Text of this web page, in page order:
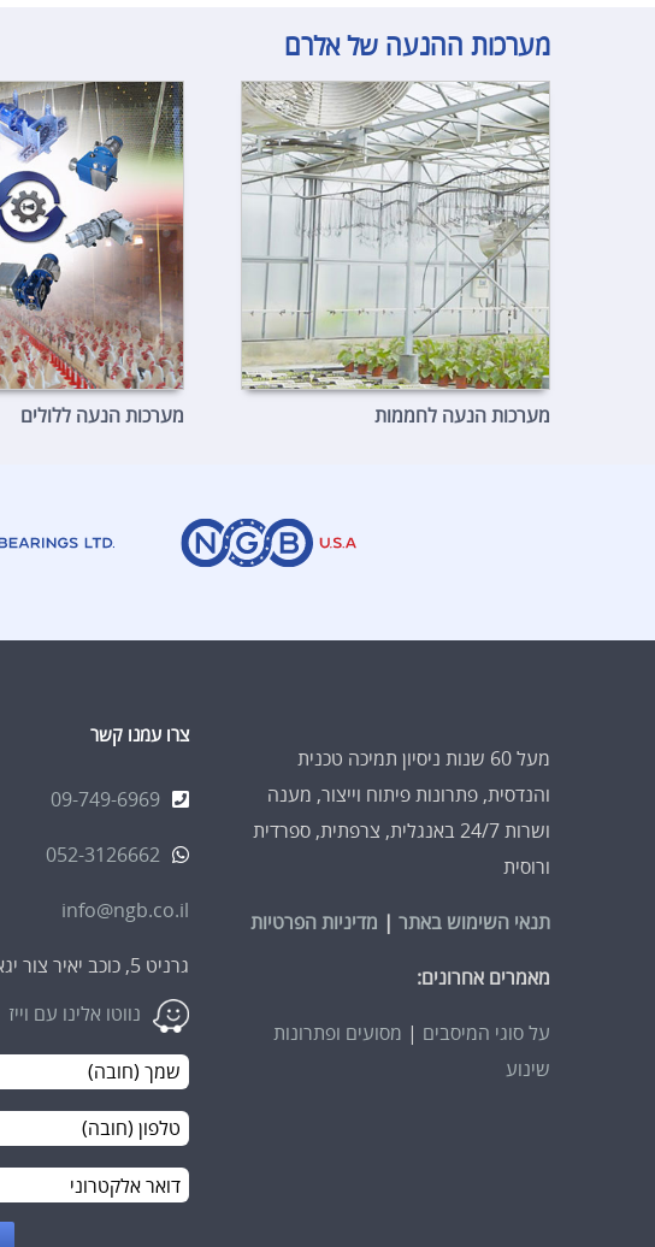
מערכות ההנעה של אלרם
מערכות הנעה לחממות מערכות הנעה ללולים
מעל 60 שנות ניסיון תמיכה טכנית
והנדסית, פתרונות פיתוח וייצור, מענה
ושרות 24/7 באנגלית, צרפתית, ספרדית
ורוסית
תנאי השימוש באתר | מדיניות הפרטיות
מאמרים אחרונים:
על סוגי המיסבים | מסועים ופתרונות
שינוע
צרו עמנו קשר
09-749-6969
052-3126662
info@ngb.co.il
גרניט 5, כוכב יאיר צור יגאל, 4486200
נווטו אלינו עם וייז
Email